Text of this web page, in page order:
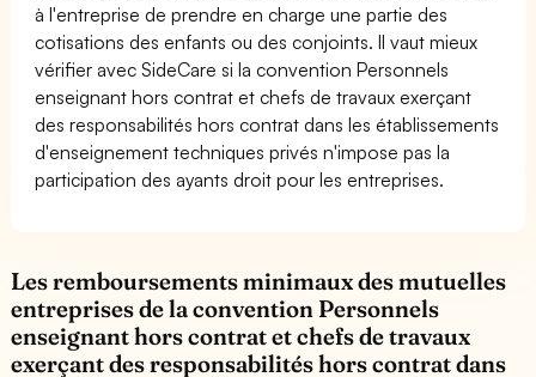
à l'entreprise de prendre en charge une partie des
cotisations des enfants ou des conjoints. Il vaut mieux
vérifier avec SideCare si la convention Personnels
enseignant hors contrat et chefs de travaux exerçant
des responsabilités hors contrat dans les établissements
d'enseignement techniques privés n'impose pas la
participation des ayants droit pour les entreprises.
Les remboursements minimaux des mutuelles
entreprises de la convention Personnels
enseignant hors contrat et chefs de travaux
exerçant des responsabilités hors contrat dans